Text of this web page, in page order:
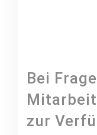
Bei
zur